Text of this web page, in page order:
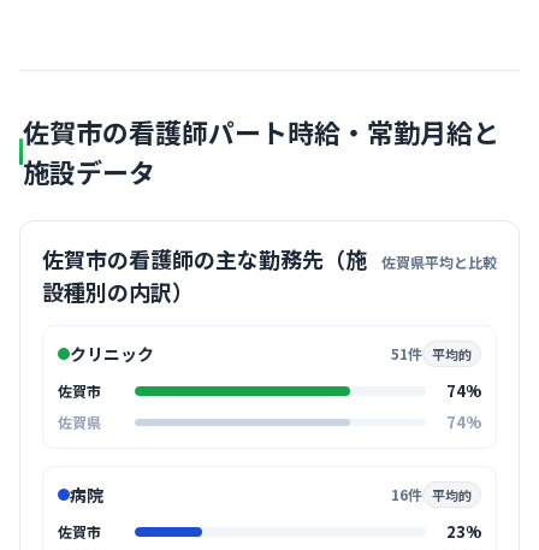
佐賀市の看護師パート時給・常勤月給と
施設データ
佐賀市の看護師の主な勤務先（施
設種別の内訳）
佐賀県平均と比較
クリニック 51件 平均的
佐賀市 74%
佐賀県 74%
病院 16件 平均的
佐賀市 23%